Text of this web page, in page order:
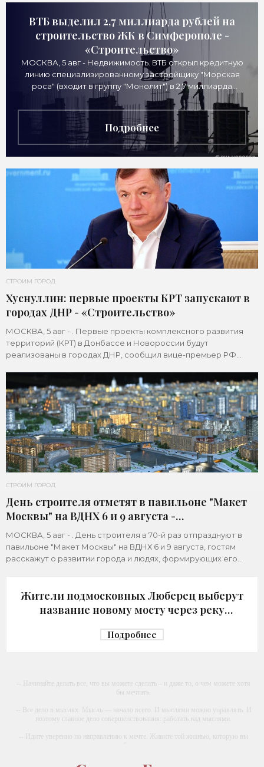
ВТБ выделил 2,7 миллиарда рублей на
строительство ЖК в Симферополе -
«Строительство»
МОСКВА, 5 авг - Недвижимость. ВТБ открыл кредитную
линию специализированному застройщику "Морская
роса" (входит в группу "Монолит") в 2,7 миллиарда
рублей для
Подробнее
СТРОИМ ГОРОД
Хуснуллин: первые проекты КРТ запускают в
городах ДНР - «Строительство»
МОСКВА, 5 авг - . Первые проекты комплексного развития
территорий (КРТ) в Донбассе и Новороссии будут
реализованы в городах ДНР, сообщил вице-премьер РФ
СТРОИМ ГОРОД
День строителя отметят в павильоне "Макет
Москвы" на ВДНХ 6 и 9 августа -
«Строительство»
МОСКВА, 5 авг - . День строителя в 70-й раз отпразднуют в
павильоне "Макет Москвы" на ВДНХ 6 и 9 августа, гостям
расскажут о развитии города и людях, формирующих его
Жители подмосковных Люберец выберут
название новому мосту через реку
Подробнее
-- Начинайте делать все, что вы можете сделать – и даже то, о чем можете хотя
бы мечтать.
-- Все дело в мыслях. Мысль — начало всего. И мыслями можно управлять. И
поэтому главное дело совершенствования: работать над мыслями.
-- Идите уверенно по направлению к мечте. Живите той жизнью, которую вы
-- Самое большое богатство — это ум. Самая большая нищета — глупость. Из